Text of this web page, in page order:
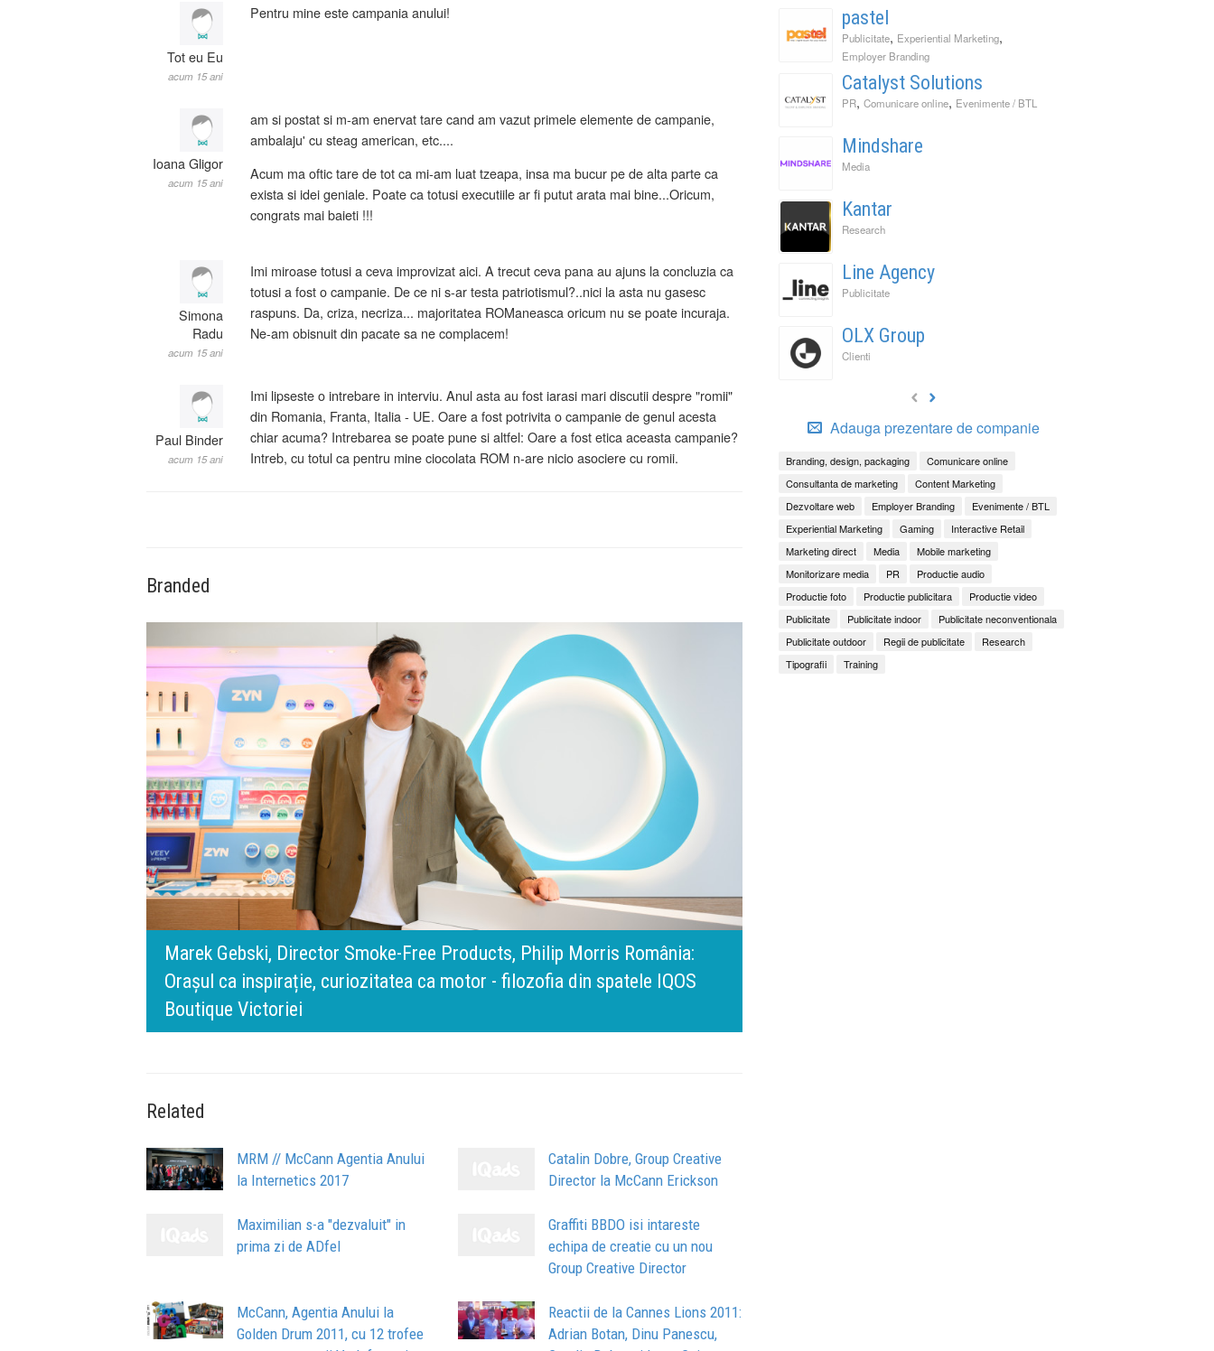
Tot eu Eu
acum 15 ani
Pentru mine este campania anului!
Ioana Gligor
acum 15 ani
am si postat si m-am enervat tare cand am vazut primele elemente de campanie,
ambalaju' cu steag american, etc....
Acum ma oftic tare de tot ca mi-am luat tzeapa, insa ma bucur pe de alta parte ca
exista si idei geniale. Poate ca totusi executiile ar fi putut arata mai bine...Oricum,
congrats mai baieti !!!
Simona
Radu
acum 15 ani
Imi miroase totusi a ceva improvizat aici. A trecut ceva pana au ajuns la concluzia ca
totusi a fost o campanie. De ce ni s-ar testa patriotismul?..nici la asta nu gasesc
raspuns. Da, criza, necriza... majoritatea ROManeasca oricum nu se poate incuraja.
Ne-am obisnuit din pacate sa ne complacem!
Paul Binder
acum 15 ani
Imi lipseste o intrebare in interviu. Anul asta au fost iarasi mari discutii despre "romii"
din Romania, Franta, Italia - UE. Oare a fost potrivita o campanie de genul acesta
chiar acuma? Intrebarea se poate pune si altfel: Oare a fost etica aceasta campanie?
Intreb, cu totul ca pentru mine ciocolata ROM n-are nicio asociere cu romii.
Branded
140 de ani de Mercedes-Benz. Ramona Pîrlog: Cel mai important „test al
timpului” este să inovăm constant, dar cu aceeași responsabilitate față
de oameni, siguranță și calitate
Related
MRM // McCann Agentia Anului
la Internetics 2017
Catalin Dobre, Group Creative
Director la McCann Erickson
Maximilian s-a "dezvaluit" in
prima zi de ADfel
Graffiti BBDO isi intareste
echipa de creatie cu un nou
Group Creative Director
McCann, Agentia Anului la
Golden Drum 2011, cu 12 trofee
Reactii de la Cannes Lions 2011:
Adrian Botan, Dinu Panescu,
pastel
Publicitate, Experiential Marketing,
Employer Branding
Catalyst Solutions
PR, Comunicare online, Evenimente / BTL
Mindshare
Media
Kantar
Research
Line Agency
Publicitate
OLX Group
Clienti
Adauga prezentare de companie
Branding, design, packaging
Comunicare online
Consultanta de marketing
Content Marketing
Dezvoltare web
Employer Branding
Evenimente / BTL
Experiential Marketing
Gaming
Interactive Retail
Marketing direct
Media
Mobile marketing
Monitorizare media
PR
Productie audio
Productie foto
Productie publicitara
Productie video
Publicitate
Publicitate indoor
Publicitate neconventionala
Publicitate outdoor
Regii de publicitate
Research
Tipografii
Training